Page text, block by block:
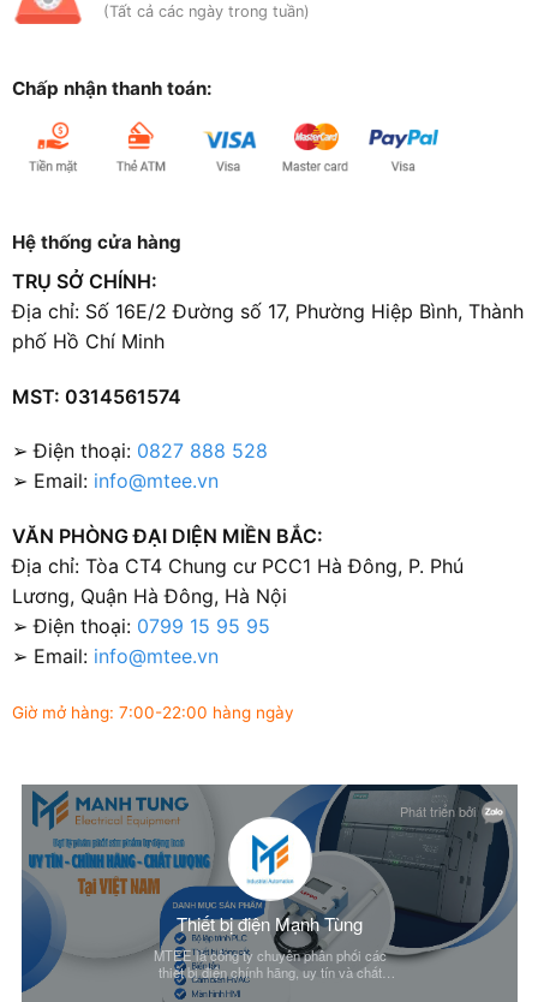
(Tất cả các ngày trong tuần)
Chấp nhận thanh toán:
Hệ thống cửa hàng
TRỤ SỞ CHÍNH:
Địa chỉ: Số 16E/2 Đường số 17, Phường Hiệp Bình, Thành
phố Hồ Chí Minh
MST: 0314561574
➢ Điện thoại: 0827 888 528
➢ Email: info@mtee.vn
VĂN PHÒNG ĐẠI DIỆN MIỀN BẮC:
Địa chỉ: Tòa CT4 Chung cư PCC1 Hà Đông, P. Phú
Lương, Quận Hà Đông, Hà Nội
➢ Điện thoại: 0799 15 95 95
➢ Email: info@mtee.vn
Giờ mở hàng: 7:00-22:00 hàng ngày